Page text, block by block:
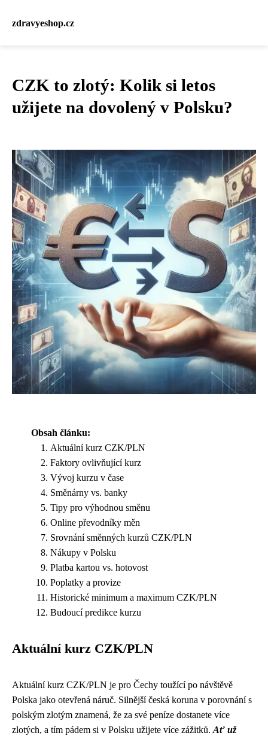
zdravyeshop.cz
CZK to zlotý: Kolik si letos
užijete na dovolený v Polsku?
Obsah článku:
Aktuální kurz CZK/PLN
Faktory ovlivňující kurz
Vývoj kurzu v čase
Směnárny vs. banky
Tipy pro výhodnou směnu
Online převodníky měn
Srovnání směnných kurzů CZK/PLN
Nákupy v Polsku
Platba kartou vs. hotovost
Poplatky a provize
Historické minimum a maximum CZK/PLN
Budoucí predikce kurzu
Aktuální kurz CZK/PLN
Aktuální kurz CZK/PLN je pro Čechy toužící po návštěvě
Polska jako otevřená náruč. Silnější česká koruna v porovnání s
polským zlotým znamená, že za své peníze dostanete více
zlotých, a tím pádem si v Polsku užijete více zážitků. Ať už